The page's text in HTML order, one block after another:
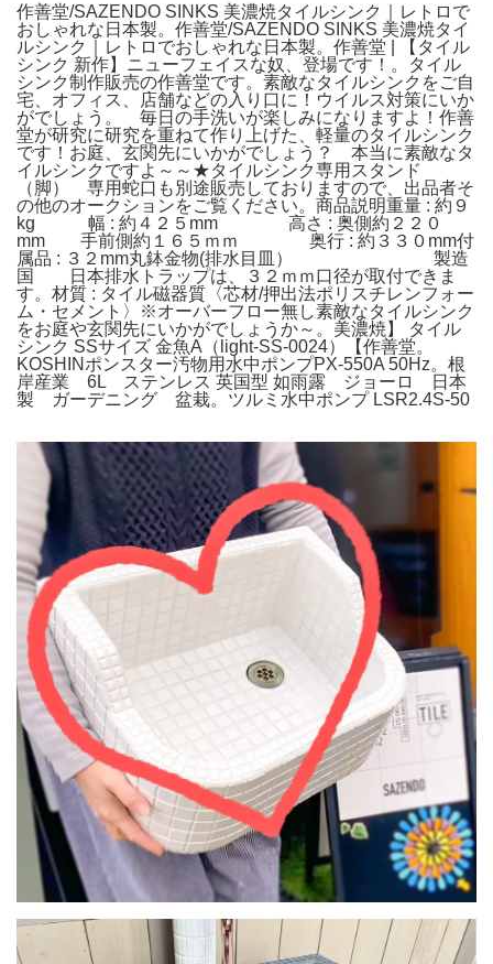
作善堂/SAZENDO SINKS 美濃焼タイルシンク｜レトロで
おしゃれな日本製。作善堂/SAZENDO SINKS 美濃焼タイ
ルシンク｜レトロでおしゃれな日本製。作善堂 | 【タイル
シンク 新作】ニューフェイスな奴、登場です！。タイル
シンク制作販売の作善堂です。素敵なタイルシンクをご自
宅、オフィス、店舗などの入り口に！ウイルス対策にいか
がでしょう。 毎日の手洗いが楽しみになりますよ！作善
堂が研究に研究を重ねて作り上げた、軽量のタイルシンク
です！お庭、玄関先にいかがでしょう？ 本当に素敵なタ
イルシンクですよ～～★タイルシンク専用スタンド
（脚） 専用蛇口も別途販売しておりますので、出品者そ
の他のオークションをご覧ください。商品説明重量 : 約９
kg 幅 : 約４２５mm 高さ : 奥側約２２０
mm 手前側約１６５ｍｍ 奥行 : 約３３０mm付
属品 : ３２mm丸鉢金物(排水目皿） 製造
国 日本排水トラップは、３２ｍｍ口径が取付できま
す。材質 : タイル磁器質〈芯材/押出法ポリスチレンフォー
ム・セメント〉※オーバーフロー無し素敵なタイルシンク
をお庭や玄関先にいかがでしょうか～。美濃焼】 タイル
シンク SSサイズ 金魚A（light-SS-0024）【作善堂。
KOSHINポンスター汚物用水中ポンプPX-550A 50Hz。根
岸産業 6L ステンレス 英国型 如雨露 ジョーロ 日本
製 ガーデニング 盆栽。ツルミ水中ポンプ LSR2.4S-50